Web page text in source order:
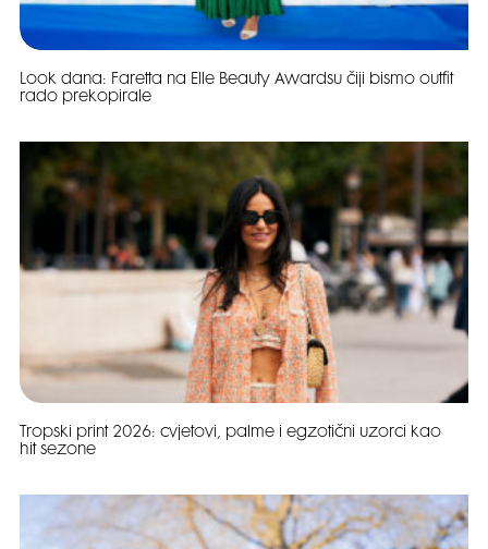
Look dana: Faretta na Elle Beauty Awardsu čiji bismo outfit
rado prekopirale
Tropski print 2026: cvjetovi, palme i egzotični uzorci kao
hit sezone